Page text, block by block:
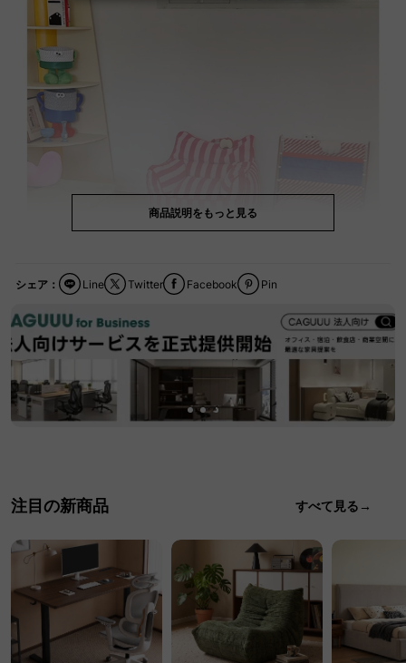
商品説明をもっと見る
シェア： Facebook
Twitter Pin
Line
注目の新商品 すべて見る→